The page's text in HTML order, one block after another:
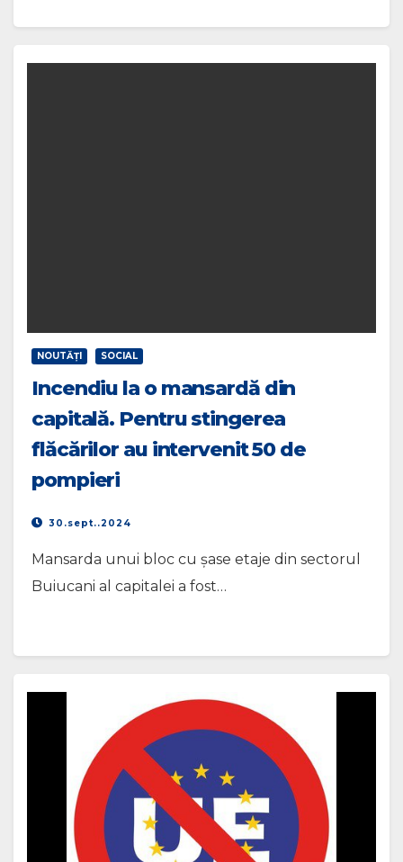
NOUTĂŢI SOCIAL
Incendiu la o mansardă din
capitală. Pentru stingerea
flăcărilor au intervenit 50 de
pompieri
30.sept..2024
Mansarda unui bloc cu șase etaje din sectorul
Buiucani al capitalei a fost…